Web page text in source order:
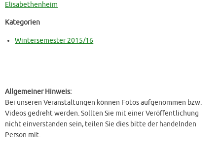
Elisabethenheim
Kategorien
Wintersemester 2015/16
Allgemeiner Hinweis:
Bei unseren Veranstaltungen können Fotos aufgenommen bzw.
Videos gedreht werden. Sollten Sie mit einer Veröffentlichung
nicht einverstanden sein, teilen Sie dies bitte der handelnden
Person mit.